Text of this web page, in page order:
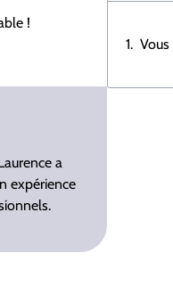
!
a
expérience